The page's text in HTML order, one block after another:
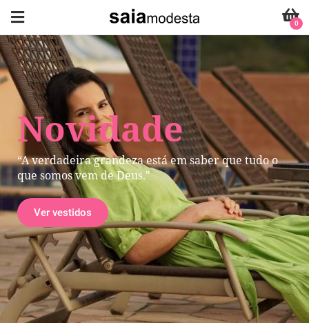
Novidade
“A verdadeira grandeza está em saber que tudo o
que somos vem de Deus."
Ver vestidos
0